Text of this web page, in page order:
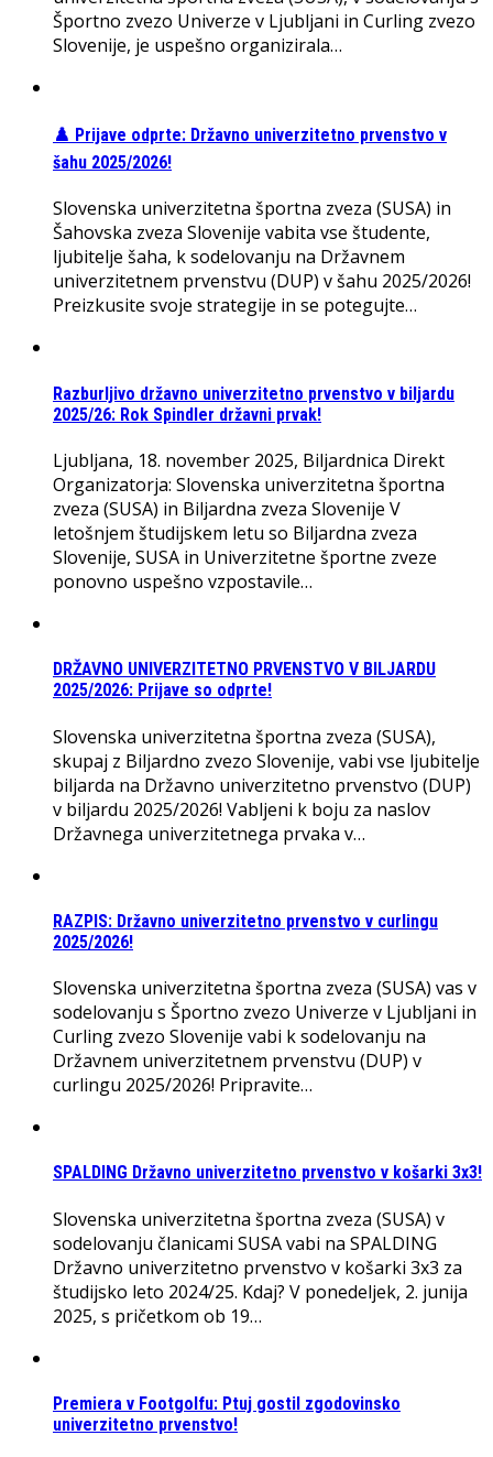
Športno zvezo Univerze v Ljubljani in Curling zvezo
Slovenije, je uspešno organizirala…
♟️ Prijave odprte: Državno univerzitetno prvenstvo v
šahu 2025/2026!
Slovenska univerzitetna športna zveza (SUSA) in
Šahovska zveza Slovenije vabita vse študente,
ljubitelje šaha, k sodelovanju na Državnem
univerzitetnem prvenstvu (DUP) v šahu 2025/2026!
Preizkusite svoje strategije in se potegujte…
Razburljivo državno univerzitetno prvenstvo v biljardu
2025/26: Rok Spindler državni prvak!
Ljubljana, 18. november 2025, Biljardnica Direkt
Organizatorja: Slovenska univerzitetna športna
zveza (SUSA) in Biljardna zveza Slovenije V
letošnjem študijskem letu so Biljardna zveza
Slovenije, SUSA in Univerzitetne športne zveze
ponovno uspešno vzpostavile…
DRŽAVNO UNIVERZITETNO PRVENSTVO V BILJARDU
2025/2026: Prijave so odprte!
Slovenska univerzitetna športna zveza (SUSA),
skupaj z Biljardno zvezo Slovenije, vabi vse ljubitelje
biljarda na Državno univerzitetno prvenstvo (DUP)
v biljardu 2025/2026! Vabljeni k boju za naslov
Državnega univerzitetnega prvaka v…
RAZPIS: Državno univerzitetno prvenstvo v curlingu
2025/2026!
Slovenska univerzitetna športna zveza (SUSA) vas v
sodelovanju s Športno zvezo Univerze v Ljubljani in
Curling zvezo Slovenije vabi k sodelovanju na
Državnem univerzitetnem prvenstvu (DUP) v
curlingu 2025/2026! Pripravite…
SPALDING Državno univerzitetno prvenstvo v košarki 3x3!
Slovenska univerzitetna športna zveza (SUSA) v
sodelovanju članicami SUSA vabi na SPALDING
Državno univerzitetno prvenstvo v košarki 3x3 za
študijsko leto 2024/25. Kdaj? V ponedeljek, 2. junija
2025, s pričetkom ob 19…
Premiera v Footgolfu: Ptuj gostil zgodovinsko
univerzitetno prvenstvo!